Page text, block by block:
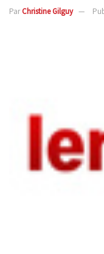
ParChristine Gilguy